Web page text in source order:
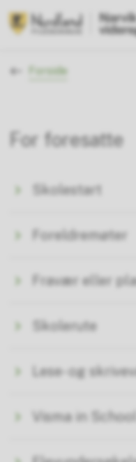
Du er her:
Forside
For foresatte
Skolestart
Foreldremøter
Fravær eller
Skolerute
Lese- og
Visma in School